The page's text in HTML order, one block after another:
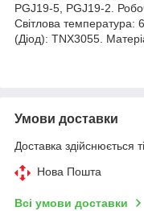
PGJ19-5, PGJ19-2.
Світлова температура:
(Діод): TNX3055.
Умови доставки
Доставка здійснюється
Нова Пошта
Всі умови доставки